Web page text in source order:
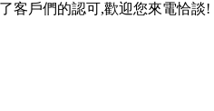
客戶們的認可,歡迎您來電恰談!